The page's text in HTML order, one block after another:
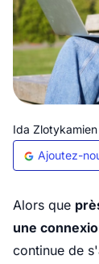
Ida Zlotykamien
Ajoutez-
Alors que
une
continue de